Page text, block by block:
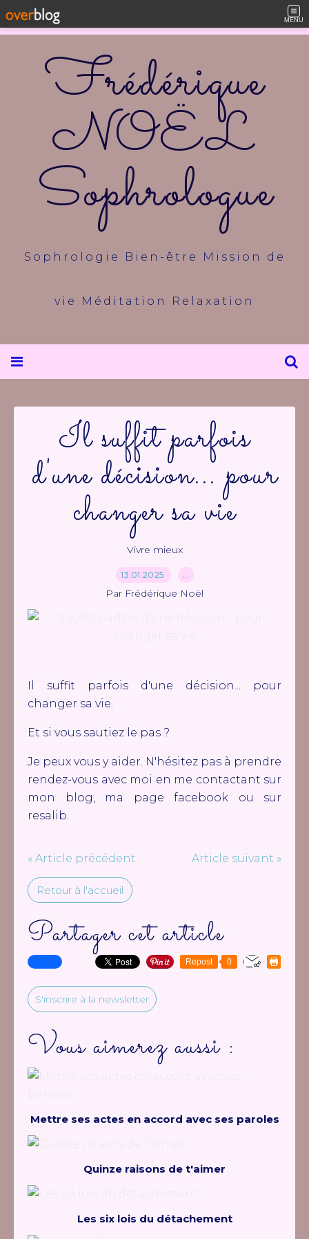
MENU
Frédérique
NOËL
Sophrologue
Sophrologie Bien-être Mission de
vie Méditation Relaxation
Il suffit parfois
d'une décision... pour
changer sa vie
Vivre mieux
13.01.2025 …
Par Frédérique Noël
Il suffit parfois d'une décision... pour
changer sa vie.
Et si vous sautiez le pas ?
Je peux vous y aider. N'hésitez pas à prendre
rendez-vous avec moi en me contactant sur
mon blog, ma page facebook ou sur
resalib.
« Article précédent Article suivant »
Retour à l'accueil
Partager cet article
Repost 0
S'inscrire à la newsletter
Vous aimerez aussi :
Mettre ses actes en accord avec ses paroles
Quinze raisons de t'aimer
Les six lois du détachement